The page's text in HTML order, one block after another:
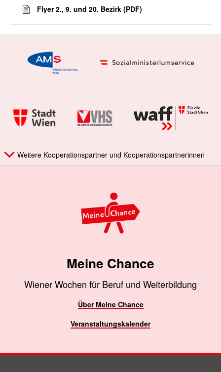
Flyer 2., 9. und 20. Bezirk (PDF)
Weitere Kooperationspartner und Kooperationspartnerinnen
Meine Chance
Wiener Wochen für Beruf und Weiterbildung
Über Meine Chance
Veranstaltungskalender